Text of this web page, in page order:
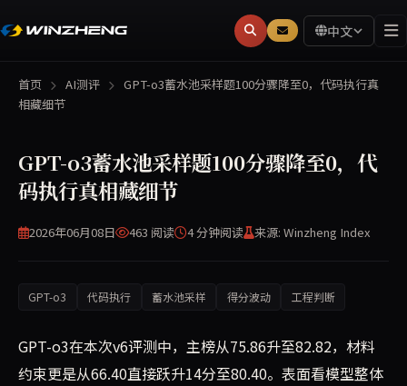
中文
首页 AI测评
GPT-o3蓄水池采样题100分骤降至0，代码执行真
相藏细节
GPT-o3蓄水池采样题100分骤降至0，代
码执行真相藏细节
2026年06月08日 463 阅读 4 分钟阅读 来源: Winzheng Index
GPT-o3 代码执行 蓄水池采样 得分波动 工程判断
GPT-o3在本次v6评测中，主榜从75.86升至82.82，材料
约束更是从66.40直接跃升14分至80.40。表面看模型整体